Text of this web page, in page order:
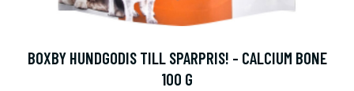
BOXBY HUNDGODIS TILL SPARPRIS! - CALCIUM BONE
100 G